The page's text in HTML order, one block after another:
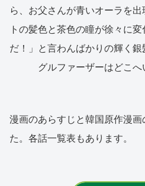
ら、お父さんが青いオーラを
トの髪色と茶色の瞳が徐々に
だ！」と言わんばかりの輝く
グルファーザーはどこへ
漫画のあらすじと韓国原作漫
た。各話一覧表もあります。